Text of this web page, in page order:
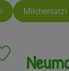
Milchersatz
Produkt zu